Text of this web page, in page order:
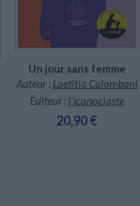
Un jour sans femme
Auteur : Laetitia Colombani
Éditeur : l'Iconoclaste
20,90 €